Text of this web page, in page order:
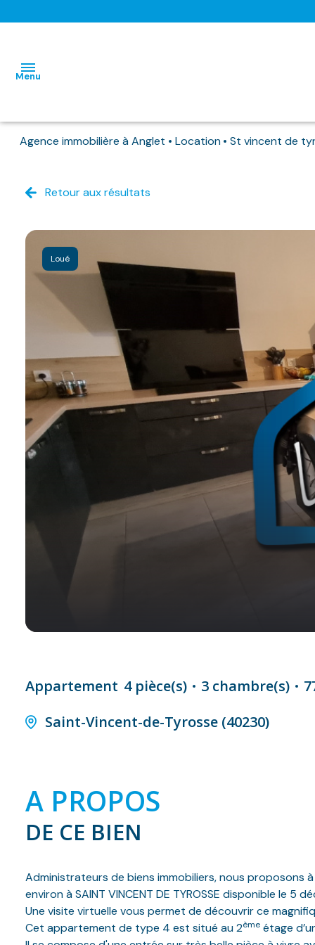
Menu
NOS BIENS
DISPONIBLES
HABITATIONS
IMMO
PRO
NOS
BIENS
DEJA
LOUES
HABITATIONS
IMMO
PRO
DOSSIER DE
CANDIDATURE
NOS
PRESTATIONS
Agence immobilière à Anglet Location St vincent de
Retour aux résultats
Loué
Appartement 4 pièce(s) 3 chambre(s)
Saint-Vincent-de-Tyrosse (40230)
A PROPOS
DE CE BIEN
Administrateurs de biens immobiliers, nous proposons
environ à SAINT VINCENT DE TYROSSE disponible le 5
Une visite virtuelle vous permet de découvrir ce
Cet appartement de type 4 est situé au 2ème étage